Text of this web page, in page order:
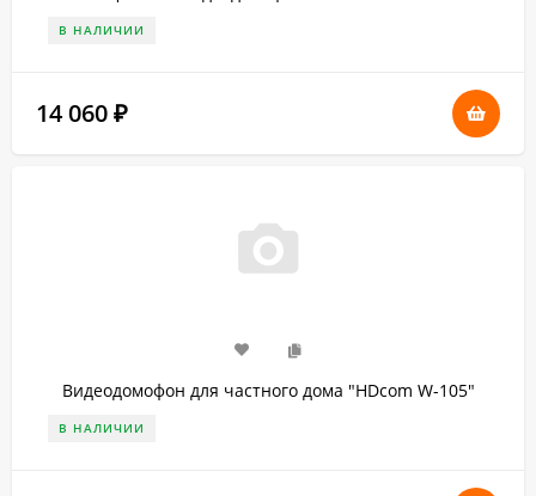
В НАЛИЧИИ
14 060 ₽
Видеодомофон для частного дома "HDcom W-105"
В НАЛИЧИИ